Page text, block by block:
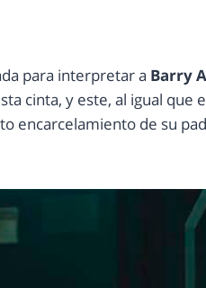
para interpretar a Barry
cinta, y este, al igual que
encarcelamiento de su